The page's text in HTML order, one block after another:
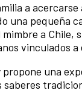
a acercarse
una pequeña
a Chile,
vinculados a
una